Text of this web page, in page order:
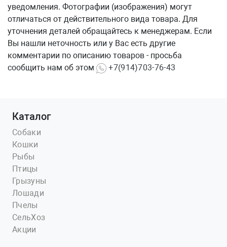
уведомления. Фотографии (изображения) могут
отличаться от действительного вида товара. Для
уточнения деталей обращайтесь к менеджерам. Если
Вы нашли неточность или у Вас есть другие
комментарии по описанию товаров - просьба
сообщить нам об этом
+7(914)703-76-43
Каталог
Собаки
Кошки
Рыбы
Птицы
Грызуны
Лошади
Пчелы
СельХоз
Акции